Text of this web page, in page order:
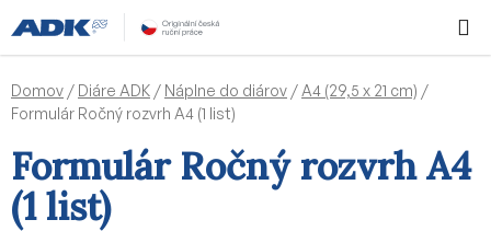
na
obsah
KOŠÍK
Domov / Diáre ADK / Náplne do diárov / A4 (29,5 x 21 cm) /
Formulár Ročný rozvrh A4 (1 list)
Formulár Ročný rozvrh A4
(1 list)